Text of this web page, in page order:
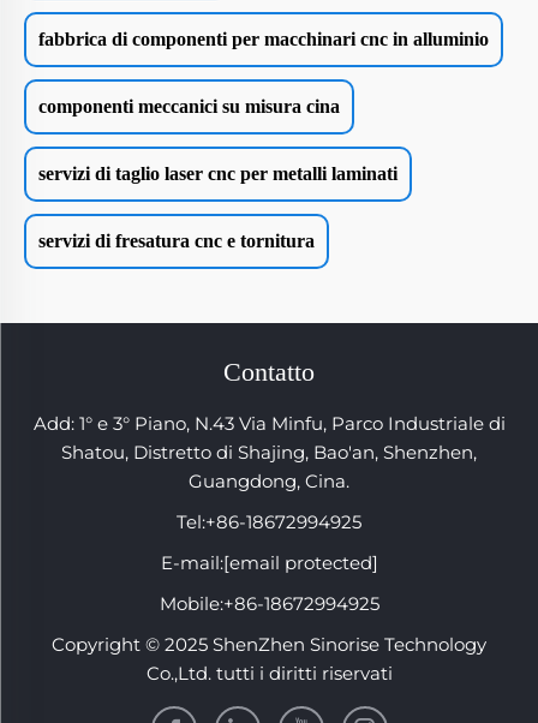
fabbrica di componenti per macchinari cnc in alluminio
componenti meccanici su misura cina
servizi di taglio laser cnc per metalli laminati
servizi di fresatura cnc e tornitura
Contatto
Add: 1° e 3° Piano, N.43 Via Minfu, Parco Industriale di
Shatou, Distretto di Shajing, Bao'an, Shenzhen,
Guangdong, Cina.
Tel:+86-18672994925
E-mail:[email protected]
Mobile:+86-18672994925
Copyright © 2025 ShenZhen Sinorise Technology
Co.,Ltd. tutti i diritti riservati